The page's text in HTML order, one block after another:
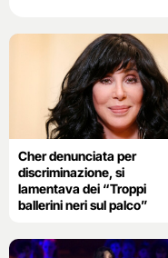
Cher denunciata per
discriminazione, si
lamentava dei “Troppi
ballerini neri sul palco”